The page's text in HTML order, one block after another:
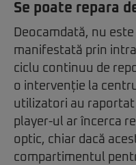
Se poate repara
Deocamdată, nu
manifestată prin
ciclu continuu de
o intervenție la
utilizatori au raportat
player-ul ar încerca
optic, chiar dacă
compartimentul